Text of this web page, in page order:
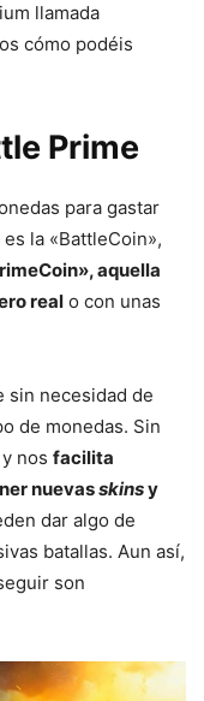
llamada
cómo podéis
Prime
para gastar
la «BattleCoin»,
aquella
real o con unas
sin necesidad de
de monedas. Sin
nos facilita
nuevasskinsy
dar algo de
batallas. Aun así,
son